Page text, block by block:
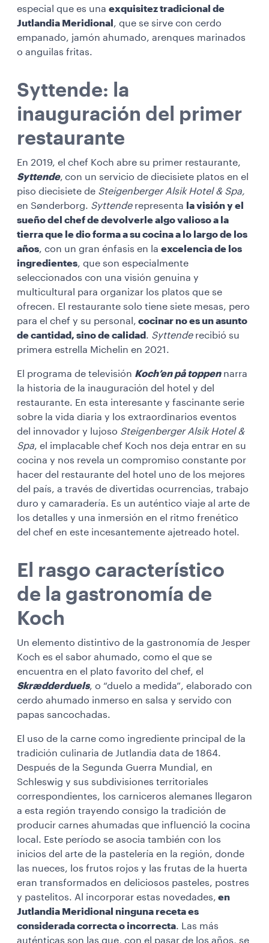
especial que es una exquisitez tradicional de
Jutlandia Meridional , que se sirve con cerdo
empanado, jamón ahumado, arenques marinados
o anguilas fritas.
Syttende: la
inauguración del primer
restaurante
En 2019, el chef Koch abre su primer restaurante,
Syttende, con un servicio de diecisiete platos en el
piso diecisiete de Steigenberger Alsik Hotel & Spa,
en Sønderborg. Syttende representa
la visión y el
sueño del chef de devolverle algo valioso a la
tierra que le dio forma a su cocina a lo largo de los
años, con un gran énfasis en la excelencia de los
ingredientes, que son especialmente
seleccionados con una visión genuina y
multicultural para organizar los platos que se
ofrecen. El restaurante solo tiene siete mesas, pero
para el chef y su personal, cocinar no es un asunto
de cantidad, sino de calidad . Syttende recibió su
primera estrella Michelin en 2021.
El programa de televisión Koch’en på toppennarra
la historia de la inauguración del hotel y del
restaurante. En esta interesante y fascinante serie
sobre la vida diaria y los extraordinarios eventos
del innovador y lujoso Steigenberger Alsik Hotel &
Spa, el implacable chef Koch nos deja entrar en su
cocina y nos revela un compromiso constante por
hacer del restaurante del hotel uno de los mejores
del país, a través de divertidas ocurrencias, trabajo
duro y camaradería. Es un auténtico viaje al arte de
los detalles y una inmersión en el ritmo frenético
del chef en este incesantemente ajetreado hotel.
El rasgo característico
de la gastronomía de
Koch
Un elemento distintivo de la gastronomía de Jesper
Koch es el sabor ahumado, como el que se
encuentra en el plato favorito del chef, el
Skrædderduels, o “duelo a medida”, elaborado con
cerdo ahumado inmerso en salsa y servido con
papas sancochadas.
El uso de la carne como ingrediente principal de la
tradición culinaria de Jutlandia data de 1864.
Después de la Segunda Guerra Mundial, en
Schleswig y sus subdivisiones territoriales
correspondientes, los carniceros alemanes llegaron
a esta región trayendo consigo la tradición de
producir carnes ahumadas que influenció la cocina
local. Este período se asocia también con los
inicios del arte de la pastelería en la región, donde
las nueces, los frutos rojos y las frutas de la huerta
eran transformados en deliciosos pasteles, postres
y pastelitos. Al incorporar estas novedades, en
Jutlandia Meridional ninguna receta es
considerada correcta o incorrecta. Las más
auténticas son las que, con el pasar de los años, se